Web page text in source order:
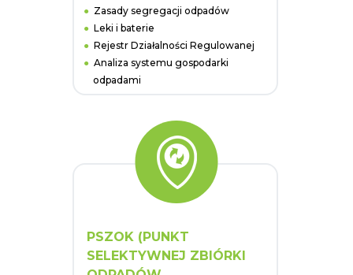
Zasady segregacji odpadów
Leki i baterie
Rejestr Działalności Regulowanej
Analiza systemu gospodarki
odpadami
PSZOK (PUNKT
SELEKTYWNEJ ZBIÓRKI